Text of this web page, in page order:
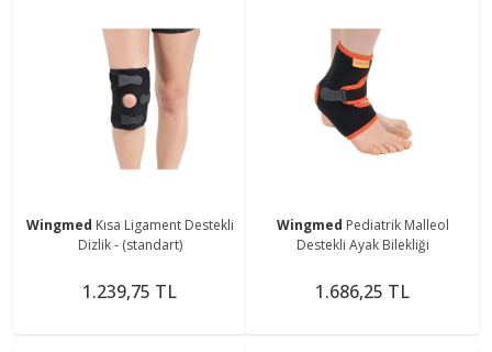
Wingmed Kısa Ligament Destekli
Dizlik - (standart)
1.239,75 TL
Wingmed Pediatrik Malleol
Destekli Ayak Bilekliği
1.686,25 TL